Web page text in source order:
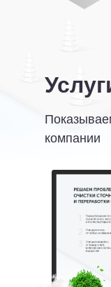
компании